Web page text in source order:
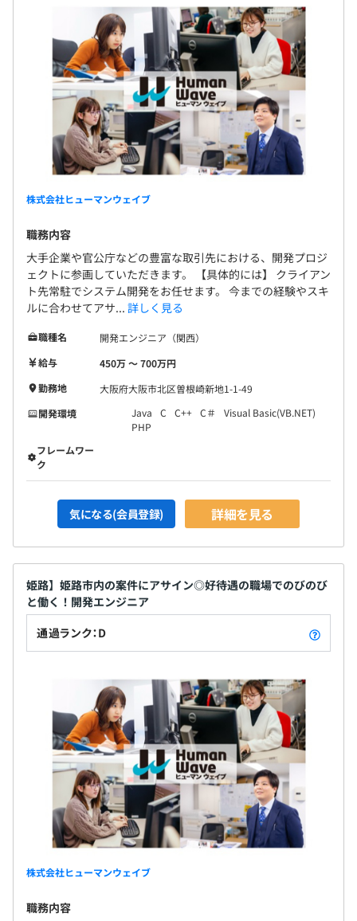
株式会社ヒューマンウェイブ
職務内容
大手企業や官公庁などの豊富な取引先における、開発プロジ
ェクトに参画していただきます。 【具体的には】 クライアン
ト先常駐でシステム開発をお任せます。 今までの経験やスキ
ルに合わせてアサ... 詳しく見る
職種名
開発エンジニア（関西）
給与
450万 〜 700万円
勤務地
大阪府大阪市北区曽根崎新地1-1-49
開発環境
Java C C++ C＃
Visual Basic(VB.NET)
PHP
フレームワー
ク
気になる(会員登録) 詳細を見る
姫路】姫路市内の案件にアサイン◎好待遇の職場でのびのび
と働く！開発エンジニア
通過ランク：D
株式会社ヒューマンウェイブ
職務内容